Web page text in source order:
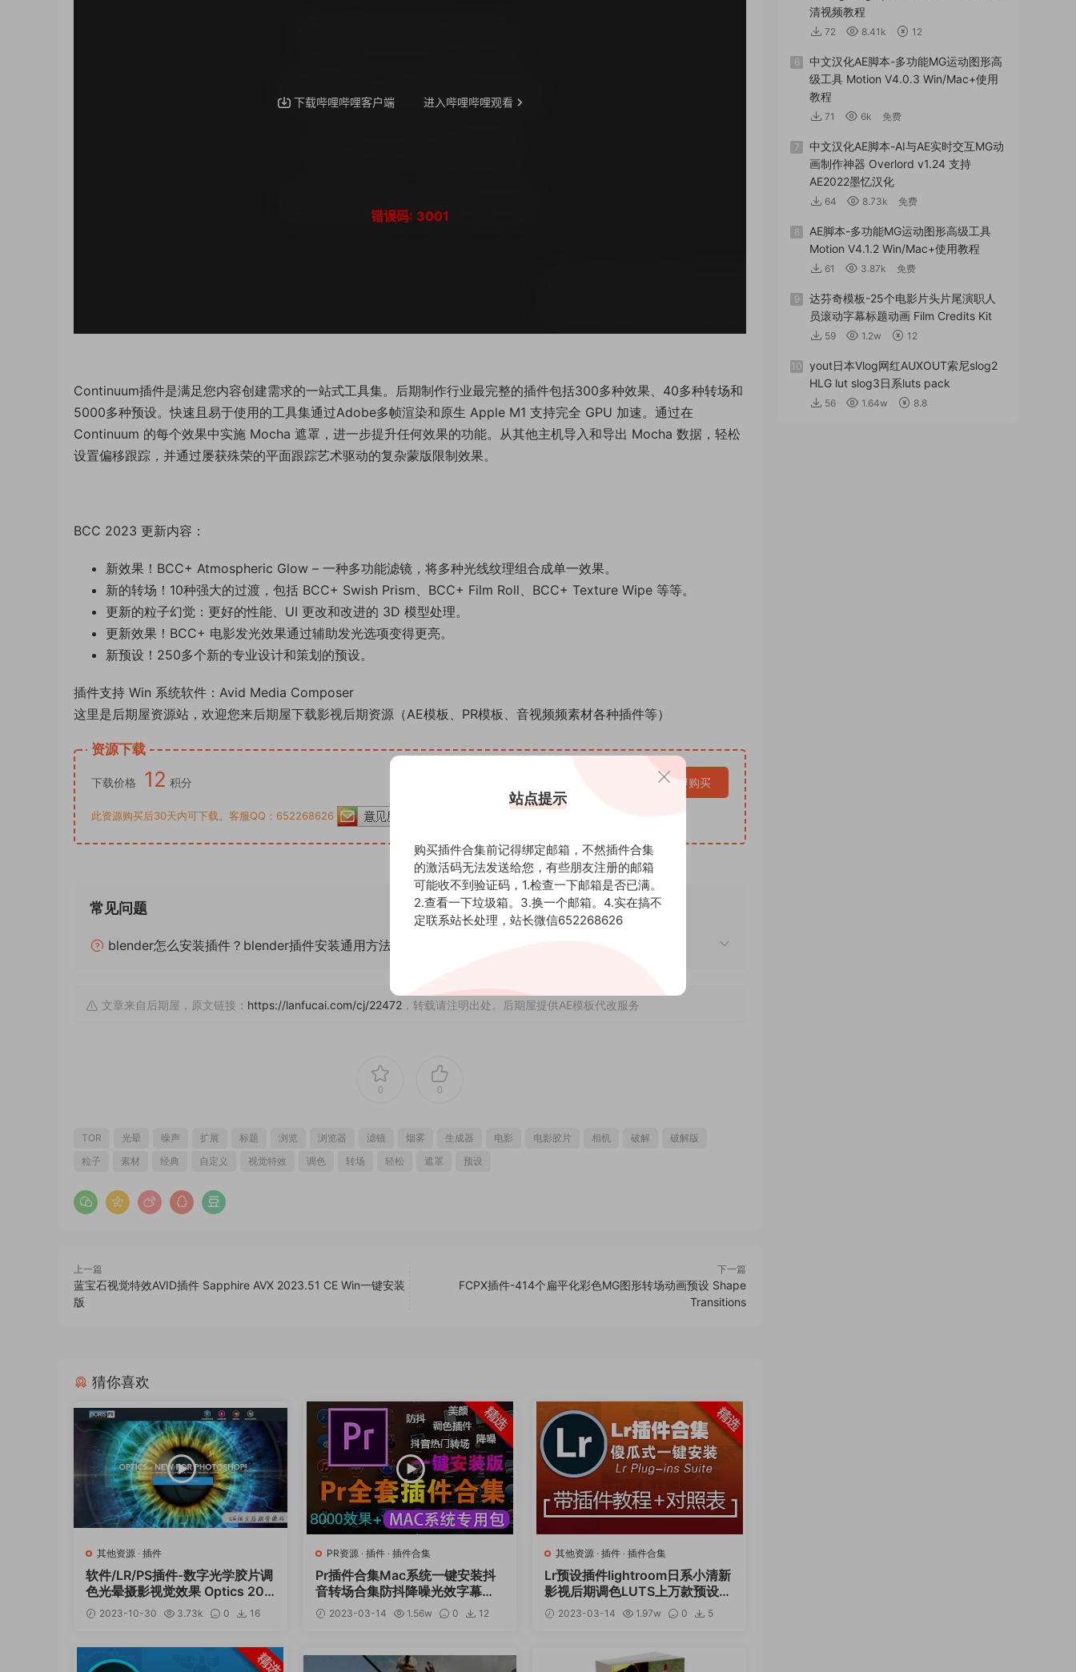
Continuum插件是满足您内容创建需求的一站式工具集。后期制作行业最完整的插件包括300多种效果、40多种转场和
5000多种预设。快速且易于使用的工具集通过Adob​​e多帧渲染和原生 Apple M1 支持完全 GPU 加速。通过在
Continuum 的每个效果中实施 Mocha 遮罩，进一步提升任何效果的功能。从其他主机导入和导出 Mocha 数据，轻松
设置偏移跟踪，并通过屡获殊荣的平面跟踪艺术驱动的复杂蒙版限制效果。
BCC 2023 更新内容：
新效果！BCC+ Atmospheric Glow – 一种多功能滤镜，将多种光线纹理组合成单一效果。
新的转场！10种强大的过渡，包括 BCC+ Swish Prism、BCC+ Film Roll、BCC+ Texture Wipe 等等。
更新的粒子幻觉：更好的性能、UI 更改和改进的 3D 模型处理。
更新效果！BCC+ 电影发光效果通过辅助发光选项变得更亮。
新预设！250多个新的专业设计和策划的预设。
插件支持 Win 系统软件：Avid Media Composer
这里是后期屋资源站，欢迎您来后期屋下载影视后期资源（AE模板、PR模板、音视频频素材各种插件等）
资源下载
下载价格 12 积分 立即购买
此资源购买后30天内可下载。客服QQ：652268626
常见问题
blender怎么安装插件？blender插件安装通用方法！
文章来自后期屋，原文链接： https://lanfucai.com/cj/22472 ，转载请注明出处。后期屋提供AE模板代改服务
0 0
TOR 光晕 噪声 扩展 标题 浏览 浏览器 滤镜 烟雾 生成器 电影 电影胶片 相机 破解
破解版
粒子
素材 经典 自定义 视觉特效 调色 转场 轻松 遮罩 预设
上一篇
蓝宝石视觉特效AVID插件 Sapphire AVX 2023.51 CE Win一键安装
版
下一篇
FCPX插件-414个扁平化彩色MG图形转场动画预设 Shape
Transitions
猜你喜欢
其他资源 · 插件
软件/LR/PS插件-数字光学胶片调
色光晕摄影视觉效果 Optics 202
4.0.1 Mac/Win
2023-10-30 3.73k 0
16
PR资源· 插件· 插件合集
Pr插件合集Mac系统一键安装抖
音转场合集防抖降噪光效字幕文
字预设汉化特效调色包2022版
2023-03-14 1.56w 0
12
其他资源 ·插件 ·插件合集
Lr预设插件lightroom日系小清新
影视后期调色LUTS上万款预设一
键安装包v21.11
2023-03-14 1.97w 0
5
清视频教程
72 8.41k 12
6
中文汉化AE脚本-多功能MG运动图形高
级工具 Motion V4.0.3 Win/Mac+使用
教程
71 6k 免费
7
中文汉化AE脚本-AI与AE实时交互MG动
画制作神器 Overlord v1.24 支持
AE2022墨忆汉化
64 8.73k 免费
8
AE脚本-多功能MG运动图形高级工具
Motion V4.1.2 Win/Mac+使用教程
61 3.87k 免费
9
达芬奇模板-25个电影片头片尾演职人
员滚动字幕标题动画 Film Credits Kit
59 1.2w 12
10
yout日本Vlog网红AUXOUT索尼slog2
HLG lut slog3日系luts pack
56 1.64w 8.8
站点提示
购买插件合集前记得绑定邮箱，不然插件合集
的激活码无法发送给您，有些朋友注册的邮箱
可能收不到验证码，1.检查一下邮箱是否已满。
2.查看一下垃圾箱。3.换一个邮箱。4.实在搞不
定联系站长处理，站长微信652268626